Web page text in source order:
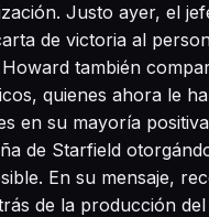
Justo ayer, el
de victoria al
también
quienes ahora le
en su mayoría
de Starfield
En su mensaje,
de la producción del